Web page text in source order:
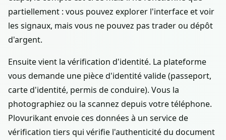
partiellement : vous pouvez explorer l'interface et voir
les signaux, mais vous ne pouvez pas trader ou dépôt
d'argent.
Ensuite vient la vérification d'identité. La plateforme
vous demande une pièce d'identité valide (passeport,
carte d'identité, permis de conduire). Vous la
photographiez ou la scannez depuis votre téléphone.
Plovurikant envoie ces données à un service de
vérification tiers qui vérifie l'authenticité du document